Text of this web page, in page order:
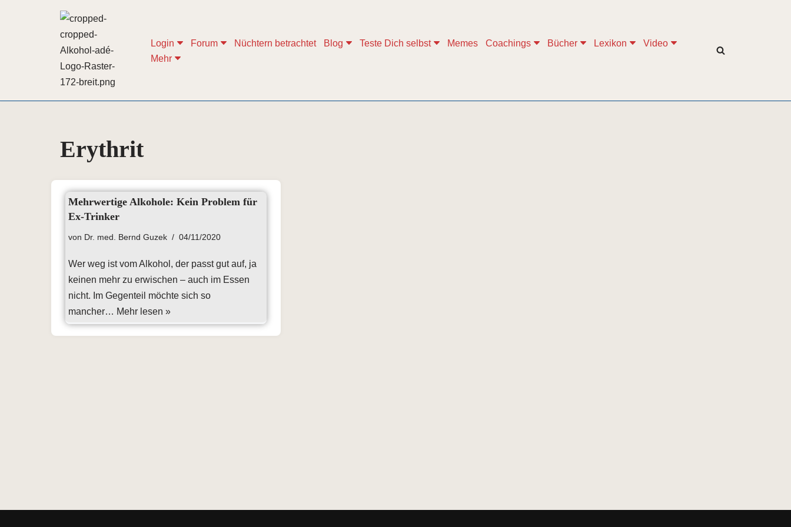
Login Forum Nüchtern betrachtet Blog Teste Dich selbst Memes Coachings Bücher Lexikon
Video
Mehr
Erythrit
Mehrwertige Alkohole: Kein Problem für
Ex-Trinker
von Dr. med. Bernd Guzek 04/11/2020
Wer weg ist vom Alkohol, der passt gut auf, ja
keinen mehr zu erwischen – auch im Essen
nicht. Im Gegenteil möchte sich so
mancher… Mehr lesen »